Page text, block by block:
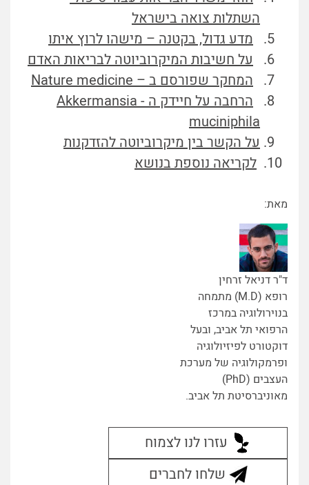
השתלות צואה בישראל
מדע גדול, בקטנה – מישהו לרוץ איתו
על חשיבות המיקרוביוטה לבריאות האדם
המחקר שפורסם ב – Nature medicine
הרחבה על חיידק ה - Akkermansia
muciniphila
על הקשר בין מיקרוביוטה להזדקנות
לקריאה נוספת בנושא
מאת:
ד"ר דניאל זרחין
רופא (M.D) מתמחה
בנוירולוגיה במרכז
הרפואי תל אביב, ובעל
דוקטורט לפיזיולוגיה
ופרמקולוגיה של מערכת
העצבים (PhD)
מאוניברסיטת תל אביב.
עזרו לנו לצמוח
שלחו לחברים